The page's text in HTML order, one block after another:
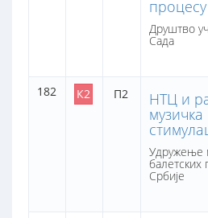
процесу
Друштво
Сада
182 К2 П2 НТЦ и
музичка
Удружење
балетских
Србије